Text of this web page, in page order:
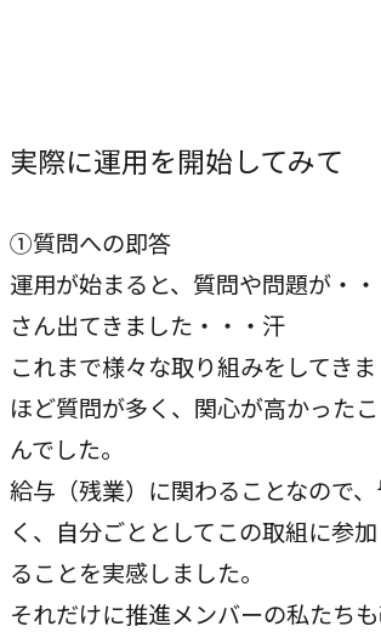
実際に運用を開始してみて
①質問への即答
運用が始まると、質問や問題が・
さん出てきました・・・汗
これまで様々な取り組みをしてき
ほど質問が多く、関心が高かった
んでした。
給与（残業）に関わることなので
く、自分ごととしてこの取組に参
ることを実感しました。
それだけに推進メンバーの私たち